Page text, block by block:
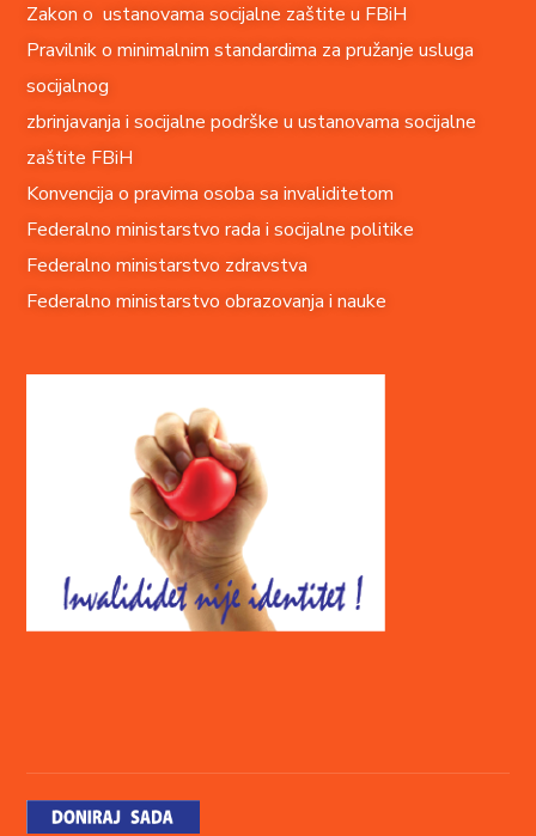
Zakon o ustanovama socijalne zaštite u FBiH
Pravilnik o minimalnim standardima za pružanje usluga
socijalnog
zbrinjavanja i socijalne podrške u ustanovama socijalne
zaštite FBiH
Konvencija o pravima osoba sa invaliditetom
Federalno ministarstvo rada i socijalne politike
Federalno ministarstvo zdravstva
Federalno ministarstvo obrazovanja i nauke